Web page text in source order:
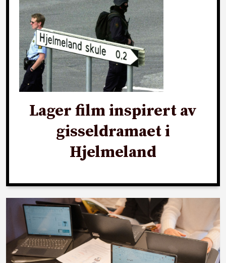
Lager film inspirert av
gisseldramaet i
Hjelmeland